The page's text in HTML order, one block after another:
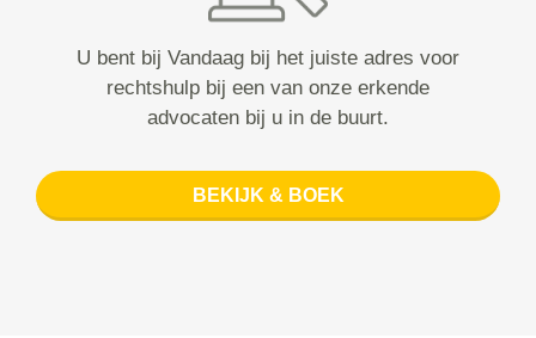
U bent bij Vandaag bij het juiste adres voor
rechtshulp bij een van onze erkende
advocaten bij u in de buurt.
BEKIJK & BOEK